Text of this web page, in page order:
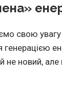
свою увагу
не новий, але